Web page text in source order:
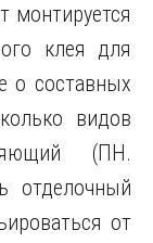
монтируется
клея для
о составных
видов
(ПН.
отделочный
от